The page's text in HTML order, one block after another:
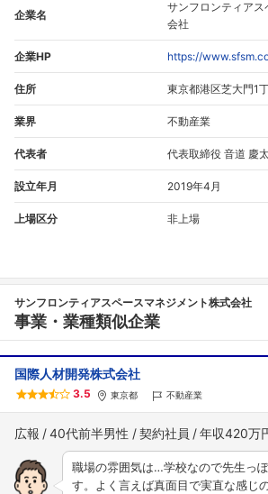
企業名
サンフロンティア
会社
企業HP https://
住所 東京都港区芝大門1
業界 不動産業
代表者 代表取締役 音道 慶
設立年月 2019年4月
上場区分 非上場
サンフロンティアスペースマネジメント株式会社
事業・業種類似企業
国際人材開発株式会社
3.5 東京都 不動産業
広報 40代前半男性 契約社員 年収420万
職場の雰囲気は…学校なので先生っ
す。よく言えば真面目で実直な感じ